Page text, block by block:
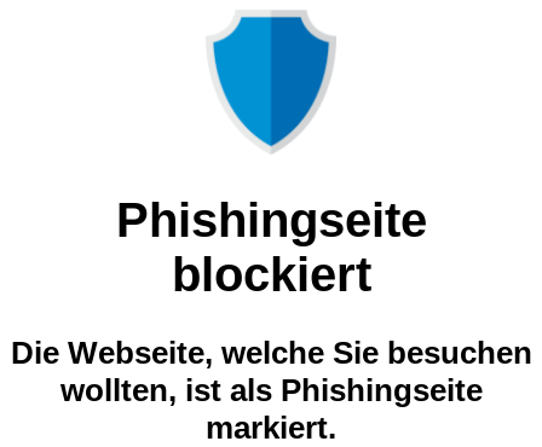
Phishingseite
blockiert
Die Webseite, welche Sie besuchen
wollten, ist als Phishingseite
markiert.